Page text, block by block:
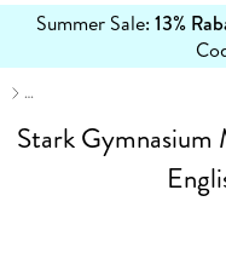
Summer Sale: 13%
erfahren
…
Stark